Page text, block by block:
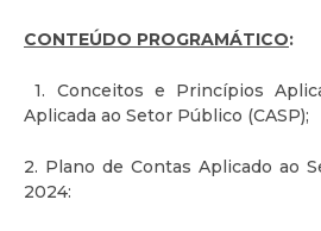
CONTEÚDO PROGRAMÁTICO:
1. Conceitos e Princípios
Aplicada ao Setor Público (CASP);
2. Plano de Contas Aplicado ao
2024: